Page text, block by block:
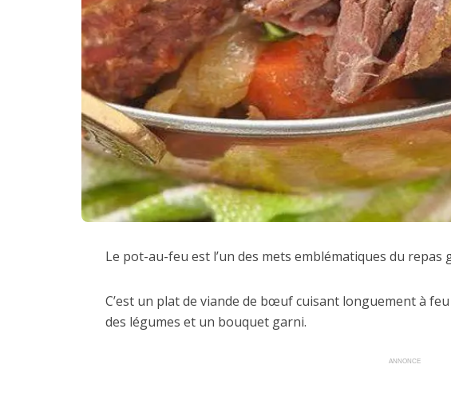
Le pot-au-feu est l’un des mets emblématiques du repas
C’est un plat de viande de bœuf cuisant longuement à
des légumes et un bouquet garni.
ANNONCE